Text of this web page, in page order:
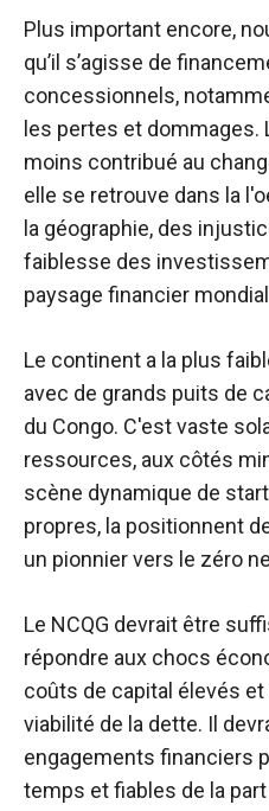
Plus important encore,
qu’il s’agisse de
concessionnels,
les pertes et dommages.
moins contribué au
elle se retrouve dans la
la géographie, des
faiblesse des
paysage financier
Le continent a la plus
avec de grands puits de
du Congo. C'est vaste
ressources, aux côtés
scène dynamique de
propres, la positionnent
un pionnier vers le zéro
Le NCQG devrait être
répondre aux chocs
coûts de capital élevés
viabilité de la dette. Il
engagements financiers
temps et fiables de la